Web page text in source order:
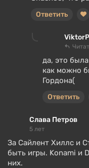
Ответить
да, это
как можно
Гордона(
Ответить
Слава Петров
5 лет
За Сайлент Хиллс и
быть игры. Konami и
них.